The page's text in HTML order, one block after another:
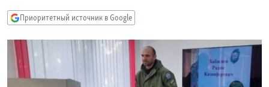
Вернутся
поиску
КАВКАЗ.РЕАЛИИ
СЕВЕР.РЕАЛИИ
СИБИРЬ.РЕАЛИИ
Приоритетный источник в Google